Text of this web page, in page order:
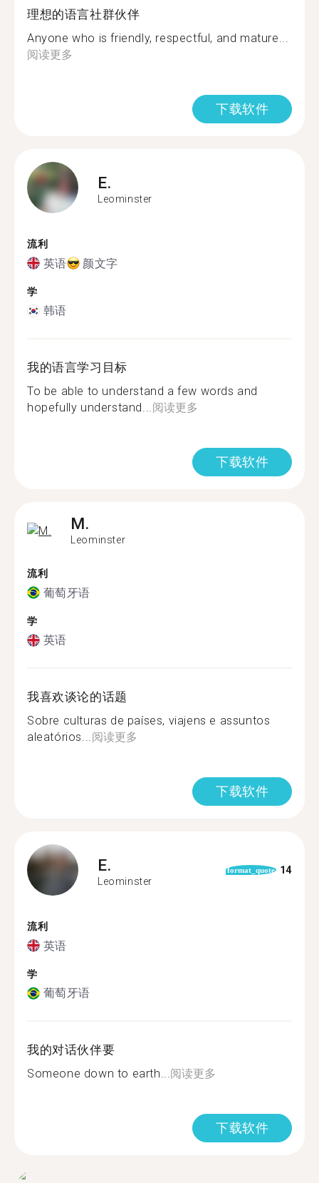
理想的语言社群伙伴
Anyone who is friendly, respectful, and mature...
阅读更多
下载软件
E.
Leominster
流利
英语 颜文字
学
韩语
我的语言学习目标
To be able to understand a few words and
hopefully understand...阅读更多
下载软件
M.
Leominster
流利
葡萄牙语
学
英语
我喜欢谈论的话题
Sobre culturas de países, viajens e assuntos
aleatórios...阅读更多
下载软件
E.
Leominster
format_quote 14
流利
英语
学
葡萄牙语
我的对话伙伴要
Someone down to earth...阅读更多
下载软件